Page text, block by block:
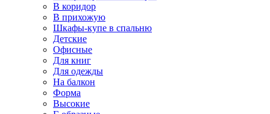
В коридор
В прихожую
Шкафы-купе в спальню
Детские
Офисные
Для книг
Для одежды
На балкон
Форма
Высокие